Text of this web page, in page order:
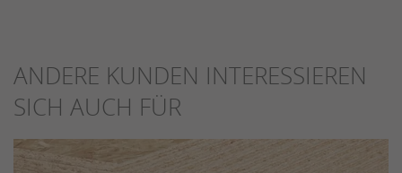
ANDERE KUNDEN INTERESSIEREN
SICH AUCH FÜR